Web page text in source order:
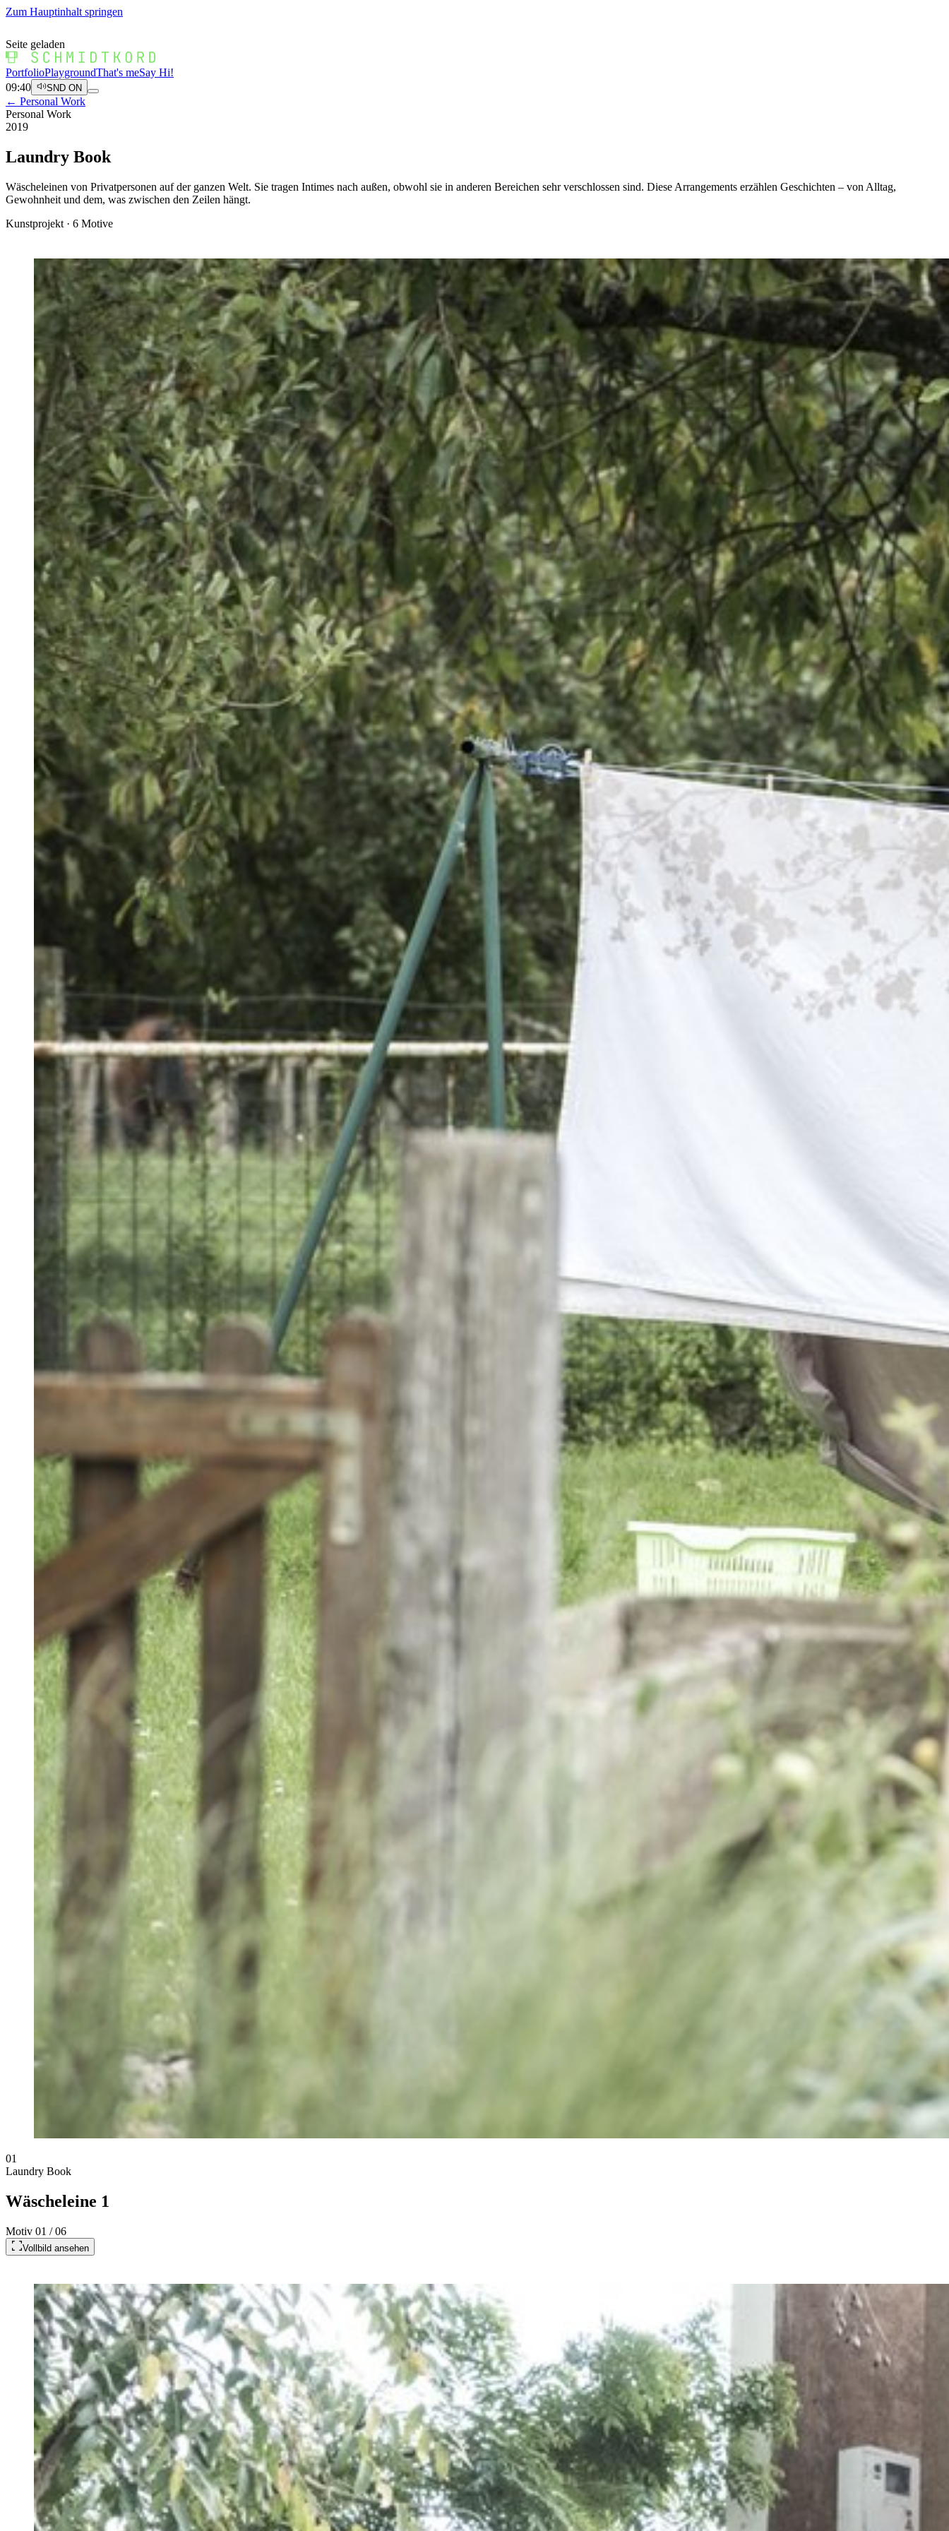
Zum Hauptinhalt springen
Seite geladen
PortfolioPlaygroundThat's meSay Hi!
09:40
SND ON
← Personal Work
Personal Work
2019
Laundry Book
Wäscheleinen von Privatpersonen auf der ganzen Welt. Sie tragen Intimes nach außen, obwohl sie in anderen Bereichen sehr verschlossen sind. Diese Arrangements erzählen Geschichten – von Alltag,
Gewohnheit und dem, was zwischen den Zeilen hängt.
Kunstprojekt · 6 Motive
01
Laundry Book
Wäscheleine 1
Motiv 01 /06
Vollbild ansehen